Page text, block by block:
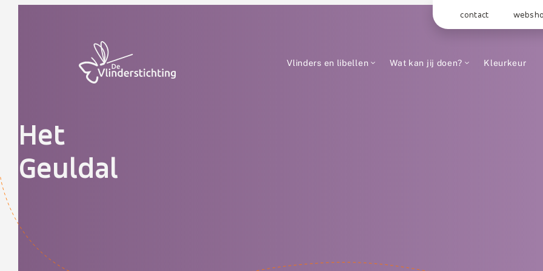
contact
Vlinders en libellen Wat kan jij doen? Kleurkeur
Het
Geuldal